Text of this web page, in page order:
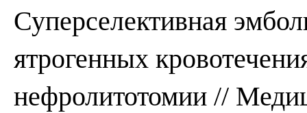
Суперселективная
ятрогенных
нефролитотомии //